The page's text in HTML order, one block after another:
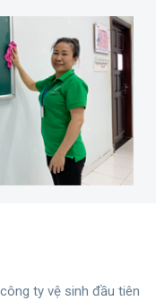
ty vệ sinh đầu tiên